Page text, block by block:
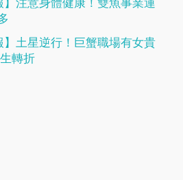
】注意身體健康！​​​​​​​雙魚事業運
】土星逆行！巨蟹職場有女貴
轉折